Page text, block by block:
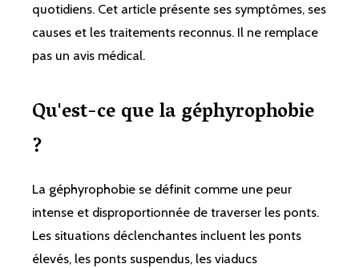
quotidiens. Cet article présente ses symptômes, ses
causes et les traitements reconnus. Il ne remplace
pas un avis médical.
Qu'est-ce que la géphyrophobie
?
La géphyrophobie se définit comme une peur
intense et disproportionnée de traverser les ponts.
Les situations déclenchantes incluent les ponts
élevés, les ponts suspendus, les viaducs